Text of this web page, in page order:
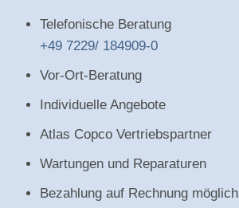
Telefonische Beratung
+49 7229/ 184909-0
Vor-Ort-Beratung
Individuelle Angebote
Atlas Copco Vertriebspartner
Wartungen und Reparaturen
Bezahlung auf Rechnung möglich